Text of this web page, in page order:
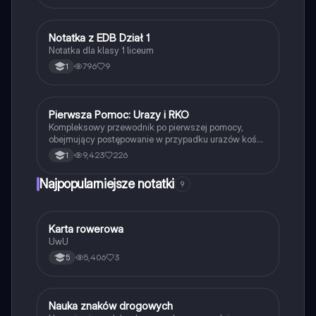
Edukacja dla bezpieczeństwa
Notatka z EDB Dział 1
Notatka dla klasy 1 liceum
1 796 9
Edukacja dla bezpieczeństwa
Pierwsza Pomoc: Urazy i RKO
Kompleksowy przewodnik po pierwszej pomocy,
obejmujący postępowanie w przypadku urazów kości
i stawów, oparzeń, odmrożeń oraz resuscytację
krążeniowo-oddechową (RKO). Dowiedz się, jak
skutecznie udzielać pomocy osobom nieprzytomnym,
tamować krwotoki oraz radzić sobie z ciałem obcym
pomocy.
1 9,423 226
Najpopularniejsze notatki 9
KTechnika
Karta rowerowa
UwU
5 5,406 3
NTechnika
Nauka znaków drogowych